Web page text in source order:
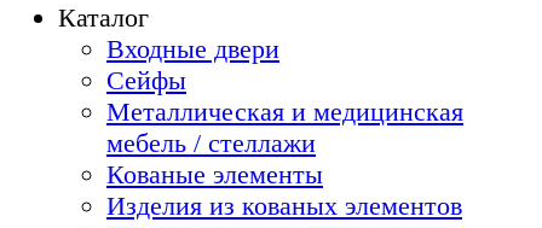
Каталог
Входные двери
Сейфы
Металлическая и медицинская
мебель / стеллажи
Кованые элементы
Изделия из кованых элементов